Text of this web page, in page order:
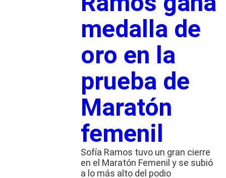
medalla de
oro en la
prueba de
Maratón
femenil
Sofía Ramos tuvo un gran cierre
en el Maratón Femenil y se subió
a lo más alto del podio